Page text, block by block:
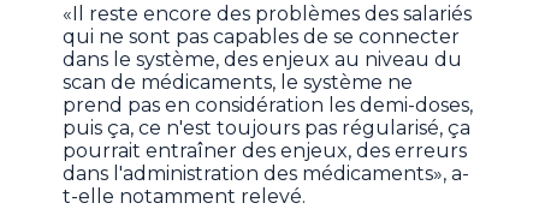
«Il reste encore des problèmes des salariés
qui ne sont pas capables de se connecter
dans le système, des enjeux au niveau du
scan de médicaments, le système ne
prend pas en considération les demi-doses,
puis ça, ce n'est toujours pas régularisé, ça
pourrait entraîner des enjeux, des erreurs
dans l'administration des médicaments», a-
t-elle notamment relevé.